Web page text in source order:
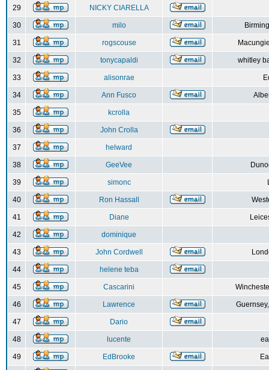
29 NICKY CIARELLA
30 milo
31 rogscouse
32 tonycapaldi whitley
33 alisonrae
34 Ann Fusco
35 kcrolla
36 John Crolla
37 helward
38 GeeVee
39 simonc
40 Ron Hassall
41 Diane
42 dominique
43 John Cordwell
44 helene teba
45 Cascarini
46 Lawrence
47 Dario
48 lucente
49 EdBrooke